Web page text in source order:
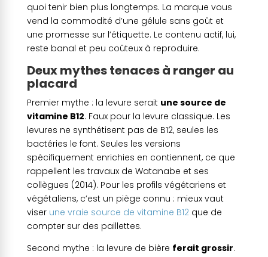
quoi tenir bien plus longtemps. La marque vous
vend la commodité d’une gélule sans goût et
une promesse sur l’étiquette. Le contenu actif, lui,
reste banal et peu coûteux à reproduire.
Deux mythes tenaces à ranger au
placard
Premier mythe : la levure serait une source de
vitamine B12. Faux pour la levure classique. Les
levures ne synthétisent pas de B12, seules les
bactéries le font. Seules les versions
spécifiquement enrichies en contiennent, ce que
rappellent les travaux de Watanabe et ses
collègues (2014). Pour les profils végétariens et
végétaliens, c’est un piège connu : mieux vaut
viser une vraie source de vitamine B12que de
compter sur des paillettes.
Second mythe : la levure de bière ferait grossir.